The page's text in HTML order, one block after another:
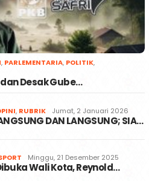
, PARLEMENTARIA, POLITIK,
Desak Gube…
, RUBRIK Jumat, 2 Januari 2026
DAN LANGSUNG; SIA…
Minggu, 21 Desember 2025
Wali Kota, Reynold…